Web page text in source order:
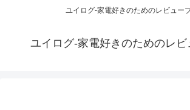
ユイログ-家電好きのためのレビュー
ユイログ-家電好きのためのレ